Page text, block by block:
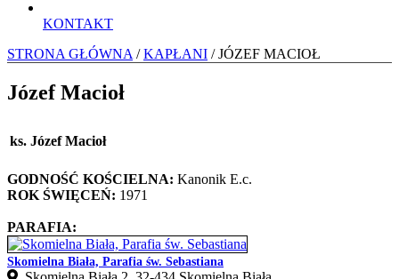
KONTAKT
STRONA GŁÓWNA /KAPŁANI / JÓZEF MACIOŁ
Józef Macioł
ks. Józef Macioł
GODNOŚĆ KOŚCIELNA: Kanonik E.c.
ROK ŚWIĘCEŃ: 1971
PARAFIA:
Skomielna Biała, Parafia św. Sebastiana